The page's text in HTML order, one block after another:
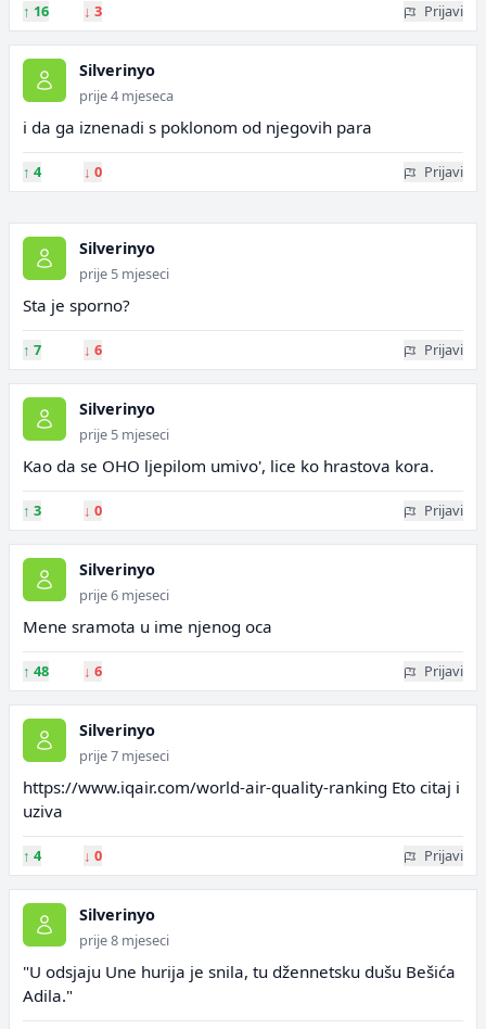
↑ 16 ↓ 3 Prijavi
Silverinyo
prije 4 mjeseca
i da ga iznenadi s poklonom od njegovih para
↑ 4 ↓ 0 Prijavi
Silverinyo
prije 5 mjeseci
Sta je sporno?
↑ 7 ↓ 6 Prijavi
Silverinyo
prije 5 mjeseci
Kao da se OHO ljepilom umivo', lice ko hrastova kora.
↑ 3 ↓ 0 Prijavi
Silverinyo
prije 6 mjeseci
Mene sramota u ime njenog oca
↑ 48 ↓ 6 Prijavi
Silverinyo
prije 7 mjeseci
https://www.iqair.com/world-air-quality-ranking Eto citaj i
uziva
↑ 4 ↓ 0 Prijavi
Silverinyo
prije 8 mjeseci
"U odsjaju Une hurija je snila, tu džennetsku dušu Bešića
Adila."